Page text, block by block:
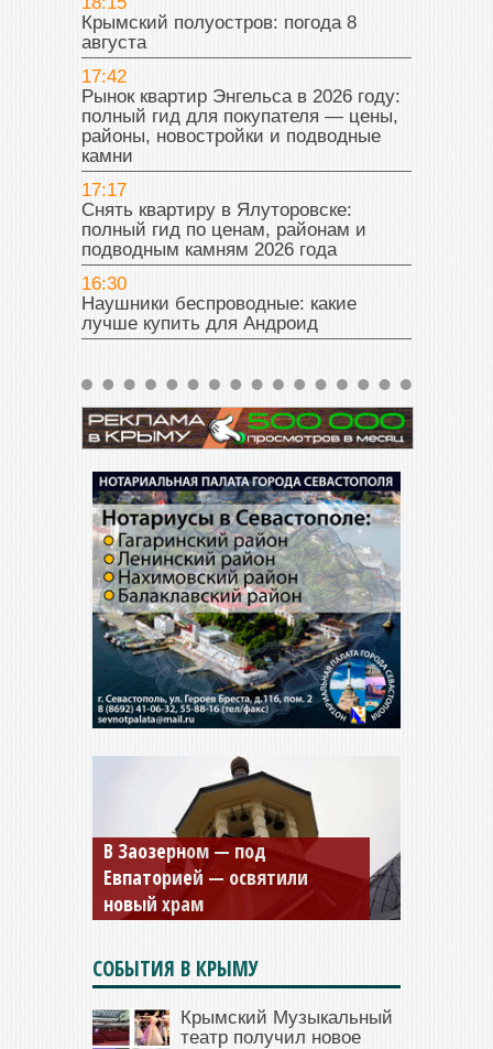
Крымский полуостров: погода 8
августа
17:42
Рынок квартир Энгельса в 2026 году:
полный гид для покупателя — цены,
районы, новостройки и подводные
камни
17:17
Снять квартиру в Ялуторовске:
полный гид по ценам, районам и
подводным камням 2026 года
16:30
Наушники беспроводные: какие
лучше купить для Андроид
Мужской монастырь Косьмы
и Дамиана в Крыму вновь
открыт для посещения
СОБЫТИЯ В КРЫМУ
Крымский Музыкальный
театр получил новое